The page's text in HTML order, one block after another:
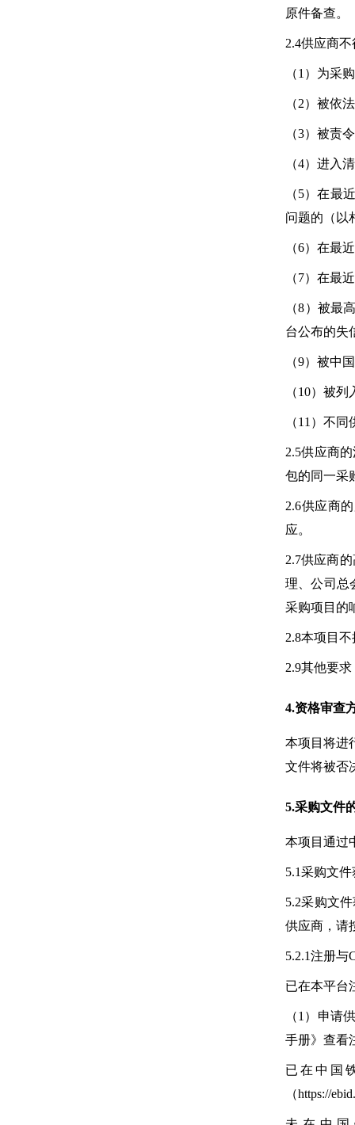
原件备查。
2.4供应商
（1）为采
（2）被依
（3）被责
（4）进入
（5）在最
问题的（以
（6）在最
（7）在最
（8）被最
台公布的失
（9）被中
（10）被
（11）不
2.5供应商
包的同一采
2.6供应商
应。
2.7供应商
理、公司总
采购项目的
2.8本项目
2.9其他要
4.资格审查
本项目将进
文件将被否
5.采购文件
本项目通过
5.1采购文
5.2采购文
供应商，请
5.2.1注册
已在本平台
（1）申请
手册》查看
已在中国
（https://